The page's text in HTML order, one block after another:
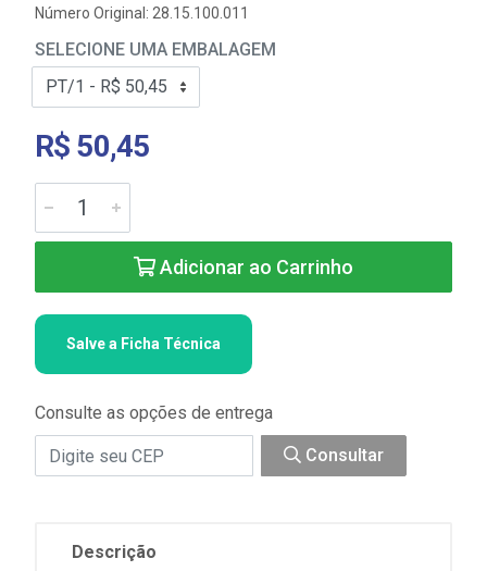
Número Original: 28.15.100.011
SELECIONE UMA EMBALAGEM
R$ 50,45
Adicionar ao Carrinho
Salve a Ficha Técnica
Consulte as opções de entrega
Consultar
Descrição